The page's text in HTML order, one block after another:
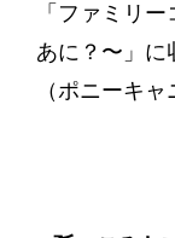
「ファミリ
あに？〜」に
（ポニーキャ